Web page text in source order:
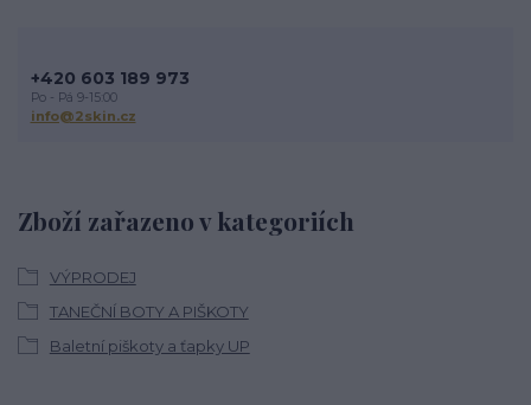
Zboží zařazeno v kategoriích
VÝPRODEJ
TANEČNÍ BOTY A PIŠKOTY
Baletní piškoty a ťapky UP
+420 603 189 973
Po - Pá 9-15:00
info@2skin.cz